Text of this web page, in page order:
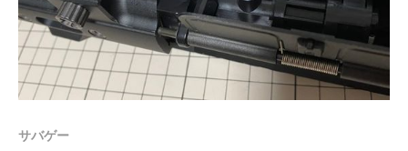
す。 最初はマクアケでクラウンドファンディングをして
立ち上げたみたいですが、今は公式ネットショップから
購入することができます。 詳しくは公式ホームページを
見てもらえればと思います。 公式にあるメッセージ。
帽子によくある【フリーサイズ】 それは、頭の大きい私
なサイズ展開。 共感しかない。 今回買ったもの 購入し
サバゲー